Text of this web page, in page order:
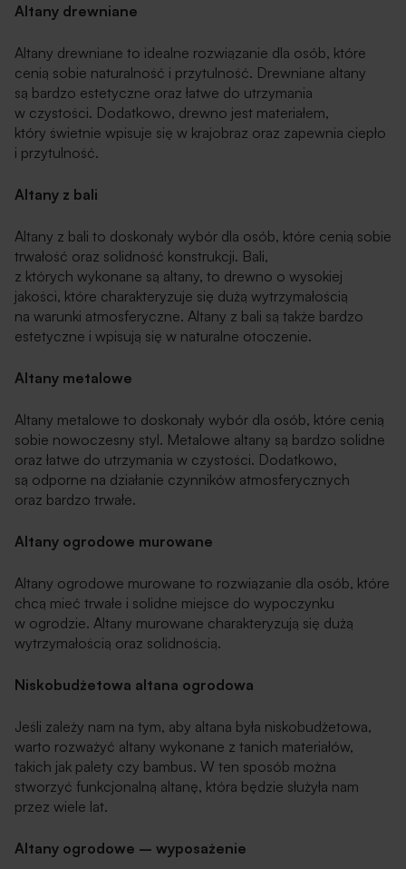
Altany drewniane
Altany drewniane to idealne rozwiązanie dla osób, które
cenią sobie naturalność i przytulność. Drewniane altany
są bardzo estetyczne oraz łatwe do utrzymania
w czystości. Dodatkowo, drewno jest materiałem,
który świetnie wpisuje się w krajobraz oraz zapewnia ciepło
i przytulność.
Altany z bali
Altany z bali to doskonały wybór dla osób, które cenią sobie
trwałość oraz solidność konstrukcji. Bali,
z których wykonane są altany, to drewno o wysokiej
jakości, które charakteryzuje się dużą wytrzymałością
na warunki atmosferyczne. Altany z bali są także bardzo
estetyczne i wpisują się w naturalne otoczenie.
Altany metalowe
Altany metalowe to doskonały wybór dla osób, które cenią
sobie nowoczesny styl. Metalowe altany są bardzo solidne
oraz łatwe do utrzymania w czystości. Dodatkowo,
są odporne na działanie czynników atmosferycznych
oraz bardzo trwałe.
Altany ogrodowe murowane
Altany ogrodowe murowane to rozwiązanie dla osób, które
chcą mieć trwałe i solidne miejsce do wypoczynku
w ogrodzie. Altany murowane charakteryzują się dużą
wytrzymałością oraz solidnością.
Niskobudżetowa altana ogrodowa
Jeśli zależy nam na tym, aby altana była niskobudżetowa,
warto rozważyć altany wykonane z tanich materiałów,
takich jak palety czy bambus. W ten sposób można
stworzyć funkcjonalną altanę, która będzie służyła nam
przez wiele lat.
Altany ogrodowe – wyposażenie